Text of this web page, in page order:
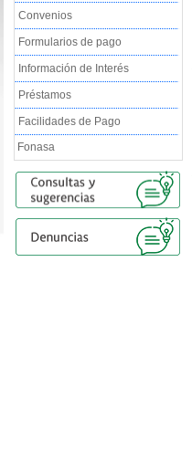
Convenios
Formularios de pago
Información de Interés
Préstamos
Facilidades de Pago
Fonasa